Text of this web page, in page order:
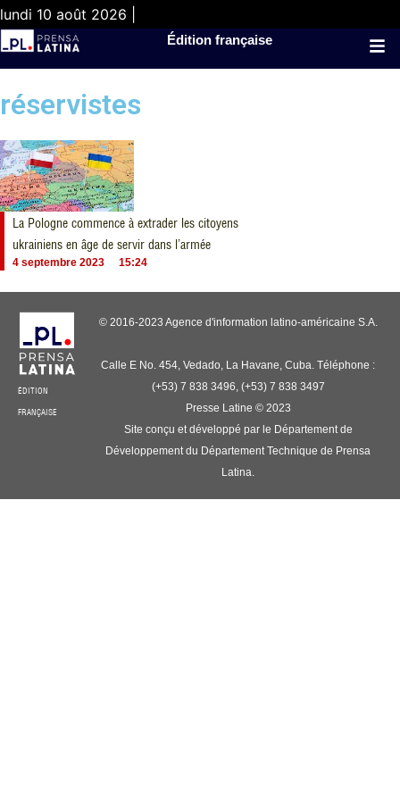
lundi 10 août 2026 |
Édition française
réservistes
La Pologne commence à extrader les citoyens
ukrainiens en âge de servir dans l’armée
4 septembre 2023 15:24
ÉDITION
FRANÇAISE
© 2016-2023 Agence d'information latino-américaine S.A.
Calle E No. 454, Vedado, La Havane, Cuba. Téléphone :
(+53) 7 838 3496, (+53) 7 838 3497
Presse Latine © 2023
Site conçu et développé par le Département de
Développement du Département Technique de Prensa
Latina.